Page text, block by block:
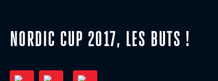
NORDIC CUP 2017, LES BUTS !